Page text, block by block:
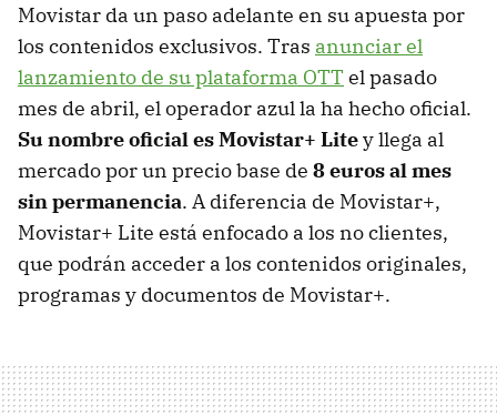
Movistar da un paso adelante en su apuesta por
los contenidos exclusivos. Tras anunciar el
lanzamiento de su plataforma OTT el pasado
mes de abril, el operador azul la ha hecho oficial.
Su nombre oficial es Movistar+ Litey llega al
mercado por un precio base de 8 euros al mes
sin permanencia. A diferencia de Movistar+,
Movistar+ Lite está enfocado a los no clientes,
que podrán acceder a los contenidos originales,
programas y documentos de Movistar+.